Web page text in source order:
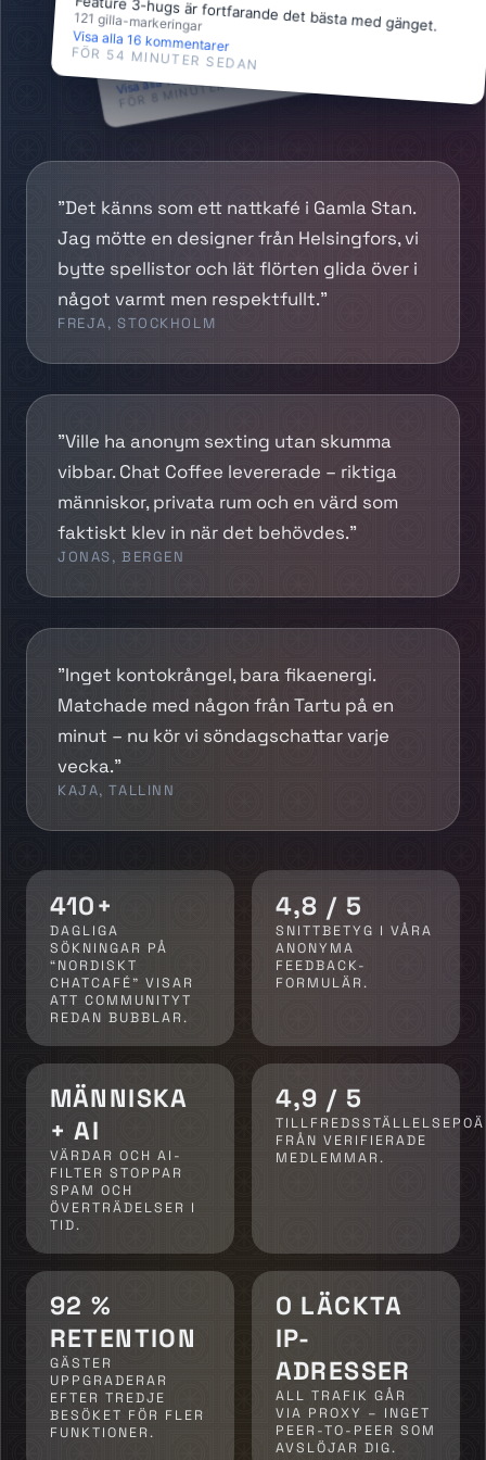
103
aftercareangel
Aftercare-kort gör att ingen glömmer kramen efter
espresso.
gilla-markeringar
Visa alla 16 kommentarer
FÖR 8 MINUTER SEDAN
Feature 3-hugs är fortfarande det bästa med gänget.
121 gilla-markeringar
Visa alla 16 kommentarer
FÖR 54 MINUTER SEDAN
”Det känns som ett nattkafé i Gamla Stan.
Jag mötte en designer från Helsingfors, vi
bytte spellistor och lät flörten glida över i
något varmt men respektfullt.”
FREJA, STOCKHOLM
”Ville ha anonym sexting utan skumma
vibbar. Chat Coffee levererade – riktiga
människor, privata rum och en värd som
faktiskt klev in när det behövdes.”
JONAS, BERGEN
”Inget kontokrångel, bara fikaenergi.
Matchade med någon från Tartu på en
minut – nu kör vi söndagschattar varje
vecka.”
KAJA, TALLINN
410+
DAGLIGA
SÖKNINGAR PÅ
“NORDISKT
CHATCAFÉ” VISAR
ATT COMMUNITYT
REDAN BUBBLAR.
4,8 / 5
SNITTBETYG I VÅRA
ANONYMA
FEEDBACK-
FORMULÄR.
MÄNNISKA
+ AI
VÄRDAR OCH AI-
FILTER STOPPAR
SPAM OCH
ÖVERTRÄDELSER I
TID.
4,9 / 5
FRÅN VERIFIERADE
MEDLEMMAR.
92 %
RETENTION
GÄSTER
UPPGRADERAR
EFTER TREDJE
BESÖKET FÖR FLER
FUNKTIONER.
0 LÄCKTA
IP-
ADRESSER
ALL TRAFIK GÅR
VIA PROXY – INGET
PEER-TO-PEER SOM
AVSLÖJAR DIG.